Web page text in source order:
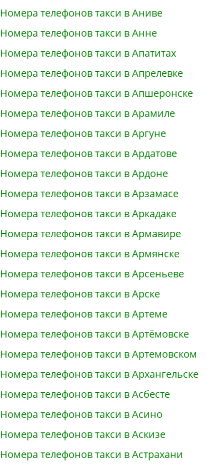
Номера телефонов такси в Аниве
Номера телефонов такси в Анне
Номера телефонов такси в Апатитах
Номера телефонов такси в Апрелевке
Номера телефонов такси в Апшеронске
Номера телефонов такси в Арамиле
Номера телефонов такси в Аргуне
Номера телефонов такси в Ардатове
Номера телефонов такси в Ардоне
Номера телефонов такси в Арзамасе
Номера телефонов такси в Аркадаке
Номера телефонов такси в Армавире
Номера телефонов такси в Армянске
Номера телефонов такси в Арсеньеве
Номера телефонов такси в Арске
Номера телефонов такси в Артеме
Номера телефонов такси в Артёмовске
Номера телефонов такси в Артемовском
Номера телефонов такси в Архангельске
Номера телефонов такси в Асбесте
Номера телефонов такси в Асино
Номера телефонов такси в Аскизе
Номера телефонов такси в Астрахани